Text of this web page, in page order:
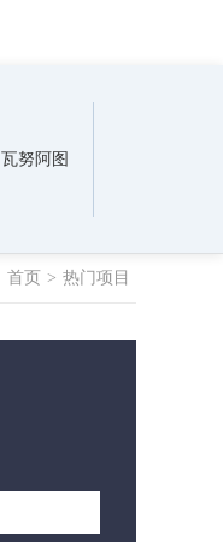
瓦努阿图
首页 > 热门项目